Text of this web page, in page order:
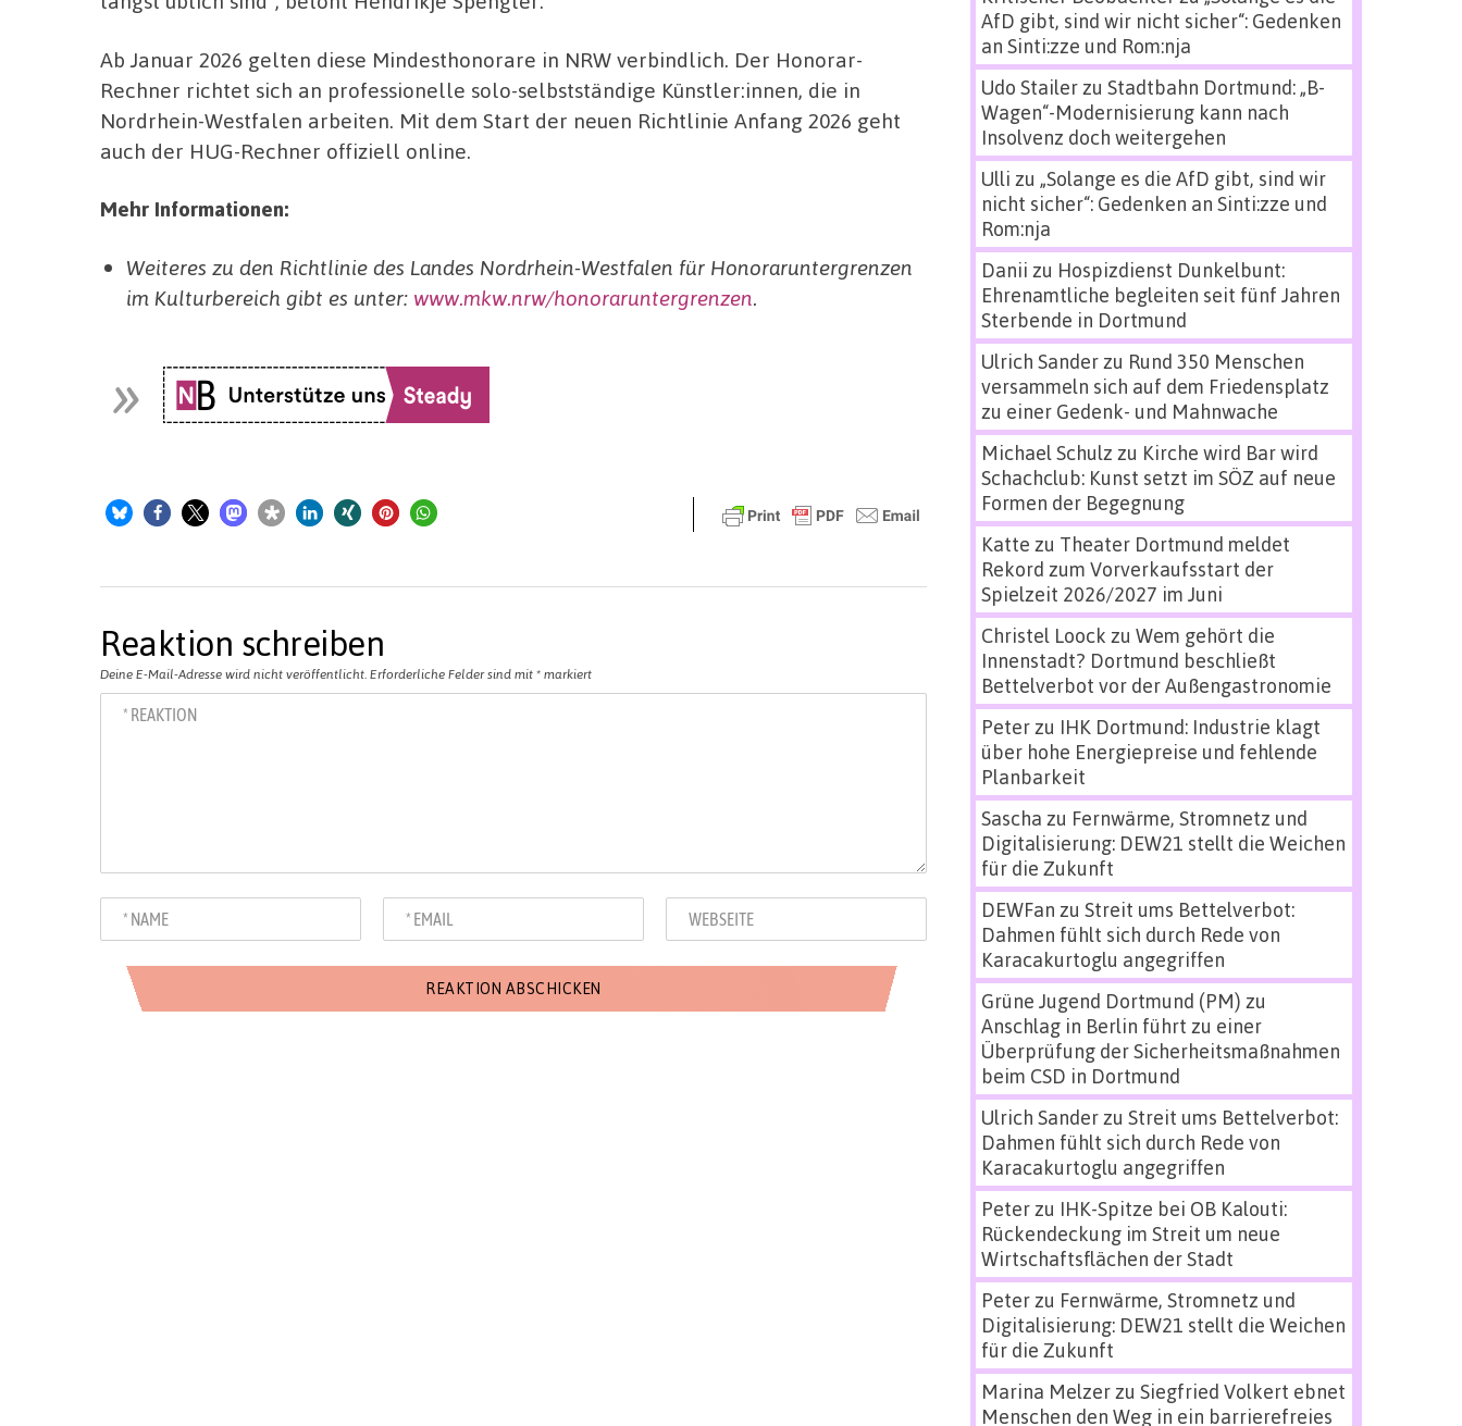
Ab Januar 2026 gelten diese Mindesthonorare in NRW verbindlich. Der Honorar-
Rechner richtet sich an professionelle solo-selbstständige Künstler:innen, die in
Nordrhein-Westfalen arbeiten. Mit dem Start der neuen Richtlinie Anfang 2026 geht
auch der HUG-Rechner offiziell online.
Mehr Informationen:
Weiteres zu den Richtlinie des Landes Nordrhein-Westfalen für Honoraruntergrenzen
im Kulturbereich gibt es unter: www.mkw.nrw/honoraruntergrenzen.
Reaktion schreiben
Deine E-Mail-Adresse wird nicht veröffentlicht. Erforderliche Felder sind mit * markiert
AfD gibt, sind wir nicht sicher“: Gedenken
an Sinti:zze und Rom:nja
Udo Stailerzu Stadtbahn Dortmund: „B-
Wagen“-Modernisierung kann nach
Insolvenz doch weitergehen
Ulli zu „Solange es die AfD gibt, sind wir
nicht sicher“: Gedenken an Sinti:zze und
Rom:nja
Danii zu Hospizdienst Dunkelbunt:
Ehrenamtliche begleiten seit fünf Jahren
Sterbende in Dortmund
Ulrich Sanderzu Rund 350 Menschen
versammeln sich auf dem Friedensplatz
zu einer Gedenk- und Mahnwache
Michael Schulz zu Kirche wird Bar wird
Schachclub: Kunst setzt im SÖZ auf neue
Formen der Begegnung
Katte zu Theater Dortmund meldet
Rekord zum Vorverkaufsstart der
Spielzeit 2026/2027 im Juni
Christel Loock zu Wem gehört die
Innenstadt? Dortmund beschließt
Bettelverbot vor der Außengastronomie
Peterzu IHK Dortmund: Industrie klagt
über hohe Energiepreise und fehlende
Planbarkeit
Sascha zu Fernwärme, Stromnetz und
Digitalisierung: DEW21 stellt die Weichen
für die Zukunft
DEWFan zu Streit ums Bettelverbot:
Dahmen fühlt sich durch Rede von
Karacakurtoglu angegriffen
Grüne Jugend Dortmund (PM) zu
Anschlag in Berlin führt zu einer
Überprüfung der Sicherheitsmaßnahmen
beim CSD in Dortmund
Ulrich Sanderzu Streit ums Bettelverbot:
Dahmen fühlt sich durch Rede von
Karacakurtoglu angegriffen
Peterzu IHK-Spitze bei OB Kalouti:
Rückendeckung im Streit um neue
Wirtschaftsflächen der Stadt
Peterzu Fernwärme, Stromnetz und
Digitalisierung: DEW21 stellt die Weichen
für die Zukunft
Marina Melzerzu Siegfried Volkert ebnet
Menschen den Weg in ein barrierefreies